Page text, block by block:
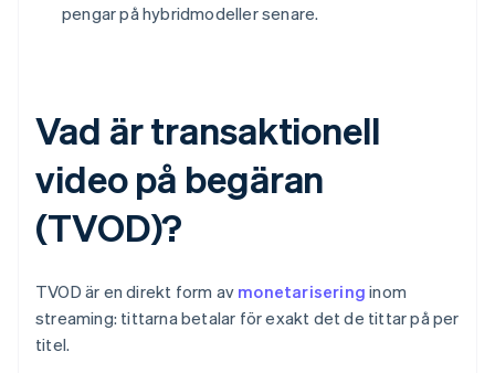
pengar på hybridmodeller senare.
Vad är transaktionell
video på begäran
(TVOD)?
TVOD är en direkt form av monetarisering inom
streaming: tittarna betalar för exakt det de tittar på per
titel.